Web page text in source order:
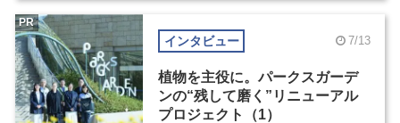
インタビュー 7/13
植物を主役に。パークスガーデ
ンの“残して磨く”リニューアル
プロジェクト（1）
PR